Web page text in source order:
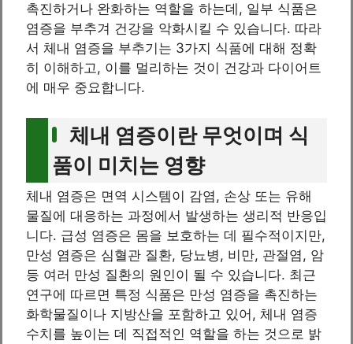
촉진하거나 완화하는 역할을 하는데, 일부 식품은
염증을 부추겨 건강을 악화시킬 수 있습니다. 따라
서 체내 염증을 부추기는 3가지 식품에 대해 정확
히 이해하고, 이를 멀리하는 것이 건강과 다이어트
에 매우 중요합니다.
체내 염증이란 무엇이며 식
품이 미치는 영향
체내 염증은 면역 시스템이 감염, 손상 또는 유해
물질에 대응하는 과정에서 발생하는 생리적 반응입
니다. 급성 염증은 몸을 보호하는 데 필수적이지만,
만성 염증은 심혈관 질환, 당뇨병, 비만, 관절염, 암
등 여러 만성 질환의 원인이 될 수 있습니다. 최근
연구에 따르면 특정 식품은 만성 염증을 촉진하는
화학물질이나 지방산을 포함하고 있어, 체내 염증
수치를 높이는 데 직접적인 역할을 하는 것으로 밝